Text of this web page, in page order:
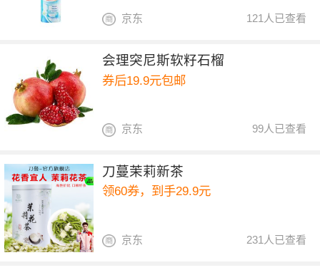
121人已查看
京东
会理突尼斯软籽石榴
券后19.9元包邮
99人已查看
京东
刀蔓茉莉新茶
领60券，到手29.9元
231人已查看
京东